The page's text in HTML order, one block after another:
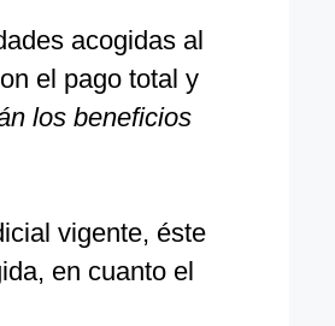
acogidas al
el pago total y
los beneficios
vigente, éste
en cuanto el